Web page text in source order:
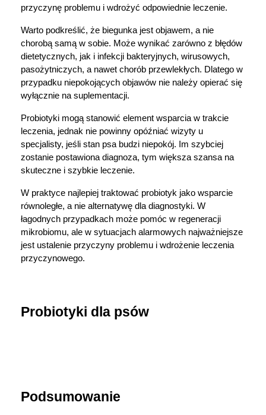
przyczynę problemu i wdrożyć odpowiednie leczenie.
Warto podkreślić, że biegunka jest objawem, a nie
chorobą samą w sobie. Może wynikać zarówno z błędów
dietetycznych, jak i infekcji bakteryjnych, wirusowych,
pasożytniczych, a nawet chorób przewlekłych. Dlatego w
przypadku niepokojących objawów nie należy opierać się
wyłącznie na suplementacji.
Probiotyki mogą stanowić element wsparcia w trakcie
leczenia, jednak nie powinny opóźniać wizyty u
specjalisty, jeśli stan psa budzi niepokój. Im szybciej
zostanie postawiona diagnoza, tym większa szansa na
skuteczne i szybkie leczenie.
W praktyce najlepiej traktować probiotyk jako wsparcie
równoległe, a nie alternatywę dla diagnostyki. W
łagodnych przypadkach może pomóc w regeneracji
mikrobiomu, ale w sytuacjach alarmowych najważniejsze
jest ustalenie przyczyny problemu i wdrożenie leczenia
przyczynowego.
Probiotyki dla psów
Podsumowanie